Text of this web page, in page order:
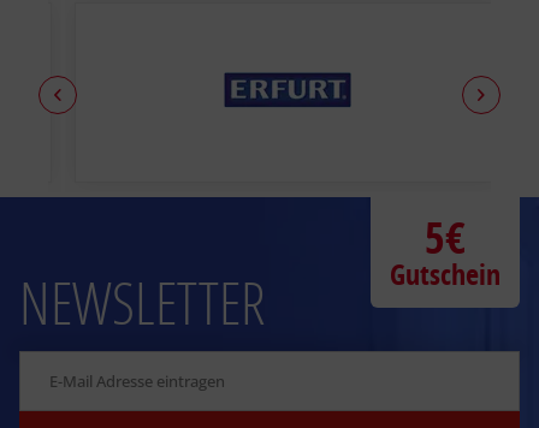
NEWSLETTER
5€
Gutschein